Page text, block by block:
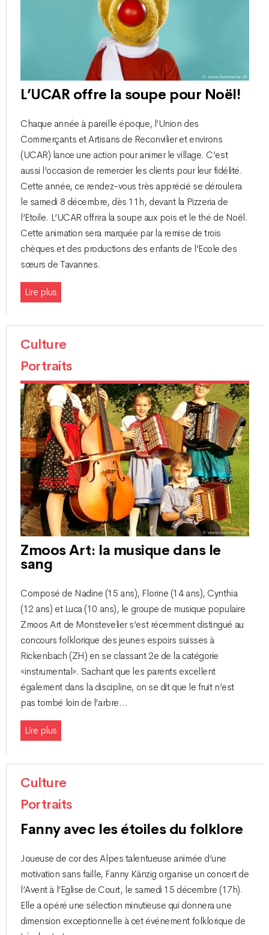
L’UCAR offre la soupe pour Noël!
Chaque année à pareille époque, l’Union des
Commerçants et Artisans de Reconvilier et environs
(UCAR) lance une action pour animer le village. C’est
aussi l’occasion de remercier les clients pour leur fidélité.
Cette année, ce rendez-vous très apprécié se déroulera
le samedi 8 décembre, dès 11h, devant la Pizzeria de
l’Etoile. L’UCAR offrira la soupe aux pois et le thé de Noël.
Cette animation sera marquée par la remise de trois
chèques et des productions des enfants de l’Ecole des
sœurs de Tavannes.
Lire plus
Culture
Portraits
Zmoos Art: la musique dans le
sang
Composé de Nadine (15 ans), Florine (14 ans), Cynthia
(12 ans) et Luca (10 ans), le groupe de musique populaire
Zmoos Art de Monstevelier s’est récemment distingué au
concours folklorique des jeunes espoirs suisses à
Rickenbach (ZH) en se classant 2e de la catégorie
«instrumental». Sachant que les parents excellent
également dans la discipline, on se dit que le fruit n’est
pas tombé loin de l’arbre…
Lire plus
Culture
Portraits
Fanny avec les étoiles du folklore
Joueuse de cor des Alpes talentueuse animée d’une
motivation sans faille, Fanny Känzig organise un concert de
l’Avent à l’Eglise de Court, le samedi 15 décembre (17h).
Elle a opéré une sélection minutieuse qui donnera une
dimension exceptionnelle à cet événement folklorique de